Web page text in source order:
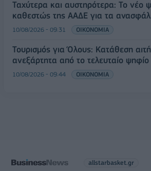
Ταχύτερα και αυστηρότερα: Το νέο
καθεστώς της ΑΑΔΕ για τα
10/08/2026 - 09:31 ΟΙΚΟΝΟΜΙΑ
Τουρισμός για Όλους: Kατάθεση
ανεξάρτητα από το τελευταίο
10/08/2026 - 09:44 ΟΙΚΟΝΟΜΙΑ
allstarbasket.gr